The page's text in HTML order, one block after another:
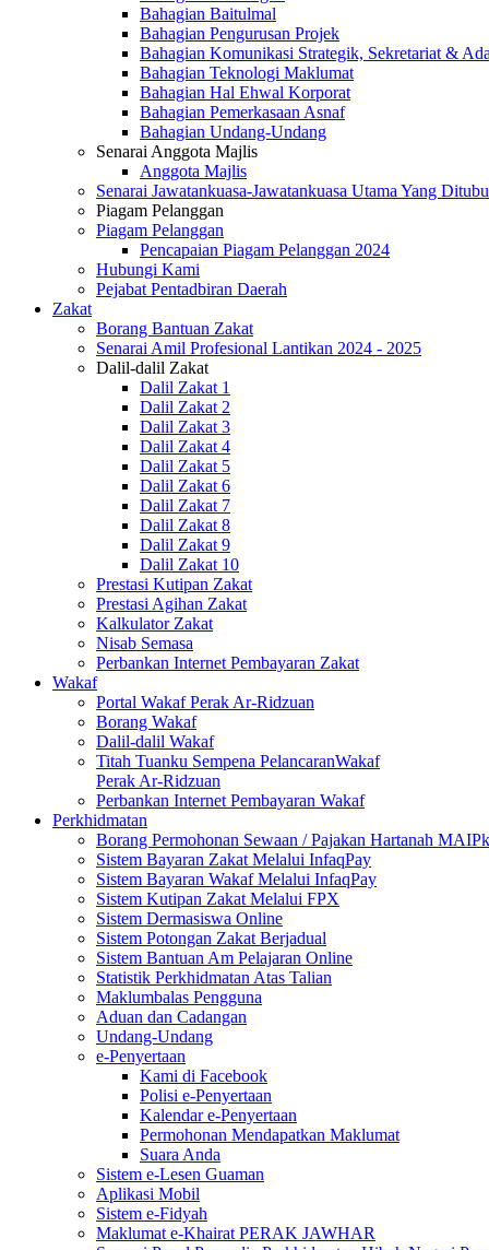
Bahagian Baitulmal
Bahagian Pengurusan Projek
Bahagian Komunikasi Strategik, Sekretariat &
Bahagian Teknologi Maklumat
Bahagian Hal Ehwal Korporat
Bahagian Pemerkasaan Asnaf
Bahagian Undang-Undang
Senarai Anggota Majlis
Anggota Majlis
Senarai Jawatankuasa-Jawatankuasa Utama Yang
Piagam Pelanggan
Piagam Pelanggan
Pencapaian Piagam Pelanggan 2024
Hubungi Kami
Pejabat Pentadbiran Daerah
Zakat
Borang Bantuan Zakat
Senarai Amil Profesional Lantikan 2024 - 2025
Dalil-dalil Zakat
Dalil Zakat 1
Dalil Zakat 2
Dalil Zakat 3
Dalil Zakat 4
Dalil Zakat 5
Dalil Zakat 6
Dalil Zakat 7
Dalil Zakat 8
Dalil Zakat 9
Dalil Zakat 10
Prestasi Kutipan Zakat
Prestasi Agihan Zakat
Kalkulator Zakat
Nisab Semasa
Perbankan Internet Pembayaran Zakat
Wakaf
Portal Wakaf Perak Ar-Ridzuan
Borang Wakaf
Dalil-dalil Wakaf
Titah Tuanku Sempena PelancaranWakaf
Perak Ar-Ridzuan
Perbankan Internet Pembayaran Wakaf
Perkhidmatan
Borang Permohonan Sewaan / Pajakan Hartanah MAIPk
Sistem Bayaran Zakat Melalui InfaqPay
Sistem Bayaran Wakaf Melalui InfaqPay
Sistem Kutipan Zakat Melalui FPX
Sistem Dermasiswa Online
Sistem Potongan Zakat Berjadual
Sistem Bantuan Am Pelajaran Online
Statistik Perkhidmatan Atas Talian
Maklumbalas Pengguna
Aduan dan Cadangan
Undang-Undang
e-Penyertaan
Kami di Facebook
Polisi e-Penyertaan
Kalendar e-Penyertaan
Permohonan Mendapatkan Maklumat
Suara Anda
Sistem e-Lesen Guaman
Aplikasi Mobil
Sistem e-Fidyah
Maklumat e-Khairat PERAK JAWHAR